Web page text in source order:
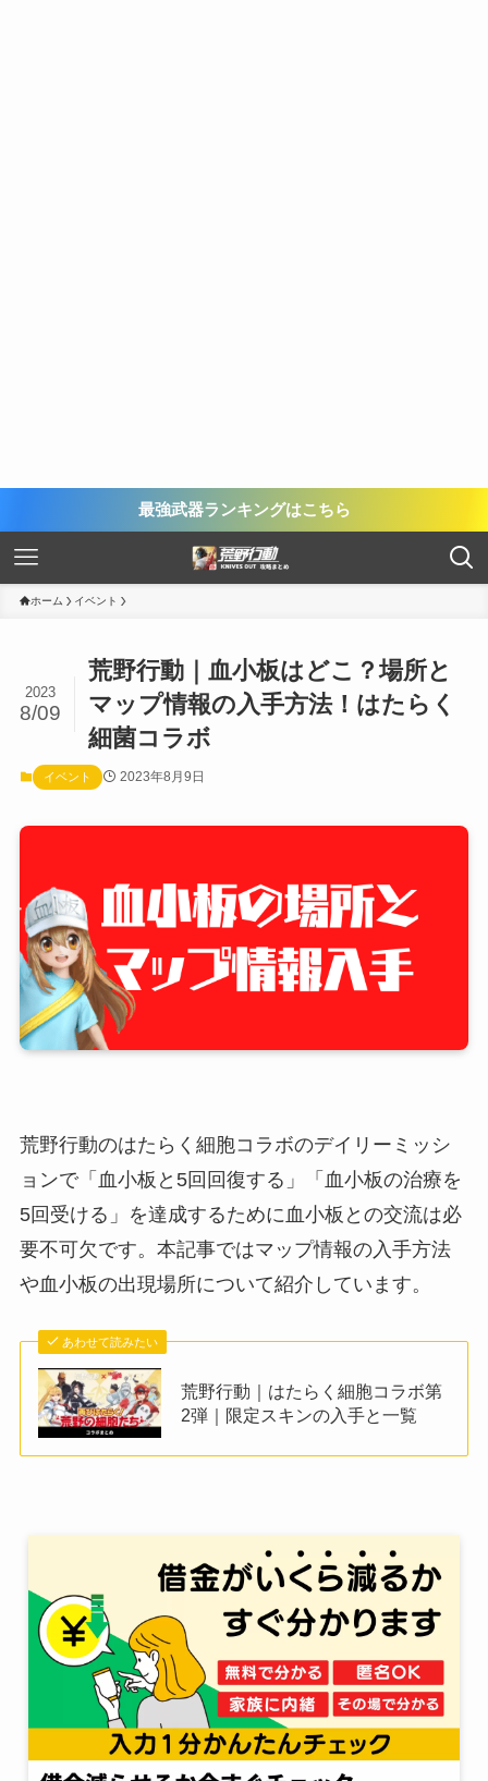
最強武器ランキングはこちら
ホーム イベント
荒野行動｜血小板はどこ？場所と
マップ情報の入手方法！はたらく
細菌コラボ
2023
8/09
イベント 2023年8月9日
荒野行動のはたらく細胞コラボのデイリーミッシ
ョンで「血小板と5回回復する」「血小板の治療を
5回受ける」を達成するために血小板との交流は必
要不可欠です。本記事ではマップ情報の入手方法
や血小板の出現場所について紹介しています。
あわせて読みたい
荒野行動｜はたらく細胞コラボ第
2弾｜限定スキンの入手と一覧